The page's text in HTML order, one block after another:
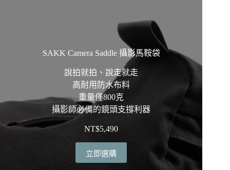
SAKK Camera Saddle 攝影馬鞍袋
說拍就拍、說走就走
高耐用防水布料
重量僅800克
攝影師必備的鏡頭支撐利器
NT$5,490
立即選購